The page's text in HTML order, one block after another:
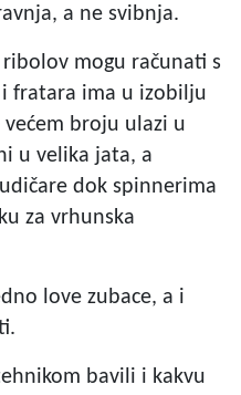
a ne svibnja.
ribolov mogu računati s
fratara ima u izobilju
broju ulazi u
u velika jata, a
dok spinnerima
za vrhunska
love zubace, a i
bavili i kakvu